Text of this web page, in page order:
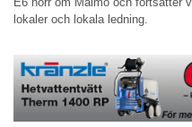
lokaler och lokala ledning.